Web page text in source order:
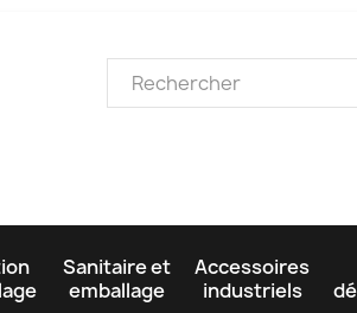
Sanitaire et
emballage
Accessoires
industriels